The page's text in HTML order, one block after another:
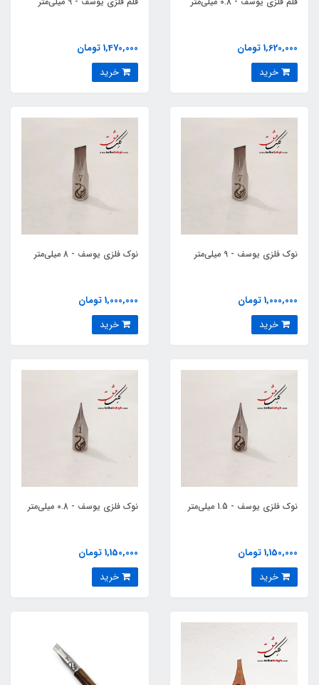
1,620,000 تومان
1,470,000 تومان
نوک فلزی یوسف - 9 میلی‌متر
1,000,000 تومان
نوک فلزی یوسف - 8 میلی‌متر
1,000,000 تومان
نوک فلزی یوسف - 1.5 میلی‌متر
1,150,000 تومان
نوک فلزی یوسف - 0.8 میلی‌متر
1,150,000 تومان